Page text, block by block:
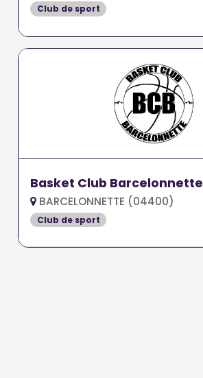
Club de sport
Basket Club Barcelonnette
BARCELONNETTE (04400)
Club de sport